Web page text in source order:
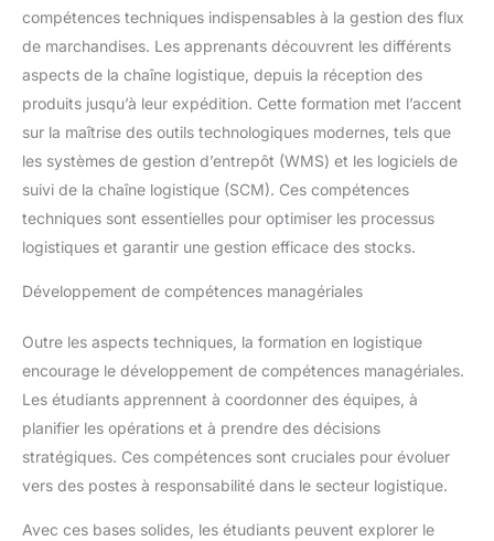
compétences techniques indispensables à la gestion des flux
de marchandises. Les apprenants découvrent les différents
aspects de la chaîne logistique, depuis la réception des
produits jusqu’à leur expédition. Cette formation met l’accent
sur la maîtrise des outils technologiques modernes, tels que
les systèmes de gestion d’entrepôt (WMS) et les logiciels de
suivi de la chaîne logistique (SCM). Ces compétences
techniques sont essentielles pour optimiser les processus
logistiques et garantir une gestion efficace des stocks.
Développement de compétences managériales
Outre les aspects techniques, la formation en logistique
encourage le développement de compétences managériales.
Les étudiants apprennent à coordonner des équipes, à
planifier les opérations et à prendre des décisions
stratégiques. Ces compétences sont cruciales pour évoluer
vers des postes à responsabilité dans le secteur logistique.
Avec ces bases solides, les étudiants peuvent explorer le